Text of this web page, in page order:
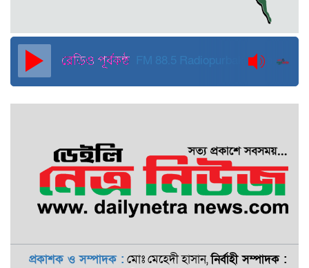
দুবাইয়ে কারাগার থেকে মুক্তি পেয়েছেন
পুলিশের সাবেক মহাপরিদর্শক বেনজীর
আহমেদ
FM 88.5 Radiopurbakantho
প্রকাশক ও সম্পাদক : মোঃ মেহেদী হাসান,নির্বাহী সম্পাদক :